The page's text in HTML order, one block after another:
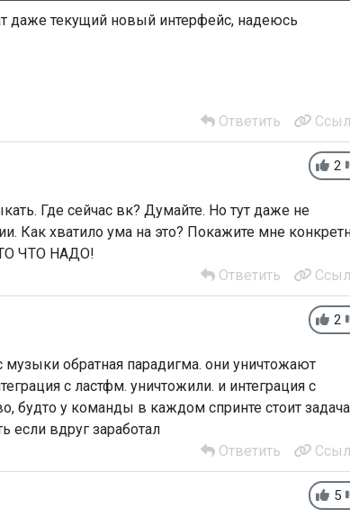
даже текущий новый интерфейс, надеюсь
Ответить
2
Где сейчас вк? Думайте. Но тут даже не
Как хватило ума на это? Покажите мне
ТО ЧТО НАДО!
Ответить
2
музыки обратная парадигма. они уничтожают
с ластфм. уничтожили. и интеграция с
будто у команды в каждом спринте стоит задача
если вдруг заработал
Ответить
5